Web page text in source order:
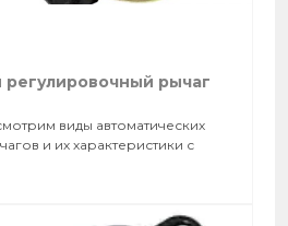
регулировочный рычаг
виды автоматических
и их характеристики с